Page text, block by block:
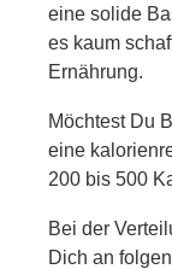
eine solide
es kaum
Ernährung.
Möchtest Du
eine
200 bis 500
Bei der
Dich an